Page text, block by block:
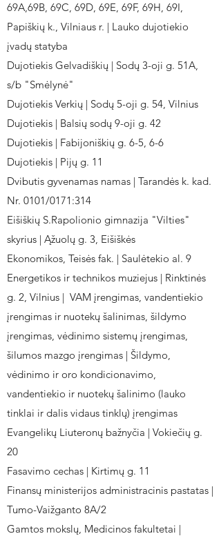
69A,69B, 69C, 69D, 69E, 69F, 69H, 69I,
Papiškių k., Vilniaus r. | Lauko dujotiekio
įvadų statyba
Dujotiekis Gelvadiškių | Sodų 3-oji g. 51A,
s/b "Smėlynė"
Dujotiekis Verkių | Sodų 5-oji g. 54, Vilnius
Dujotiekis | Balsių sodų 9-oji g. 42
Dujotiekis | Fabijoniškių g. 6-5, 6-6
Dujotiekis | Pijų g. 11
Dvibutis gyvenamas namas | Tarandės k. kad.
Nr. 0101/0171:314
Eišiškių S.Rapolionio gimnazija "Vilties"
skyrius | Ąžuolų g. 3, Eišiškės
Ekonomikos, Teisės fak. | Saulėtekio al. 9
Energetikos ir technikos muziejus | Rinktinės
g. 2, Vilnius | VAM įrengimas, vandentiekio
įrengimas ir nuotekų šalinimas, šildymo
įrengimas, vėdinimo sistemų įrengimas,
šilumos mazgo įrengimas | Šildymo,
vėdinimo ir oro kondicionavimo,
vandentiekio ir nuotekų šalinimo (lauko
tinklai ir dalis vidaus tinklų) įrengimas
Evangelikų Liuteronų bažnyčia | Vokiečių g.
20
Fasavimo cechas | Kirtimų g. 11
Finansų ministerijos administracinis pastatas |
Tumo-Vaižganto 8A/2
Gamtos mokslų, Medicinos fakultetai |